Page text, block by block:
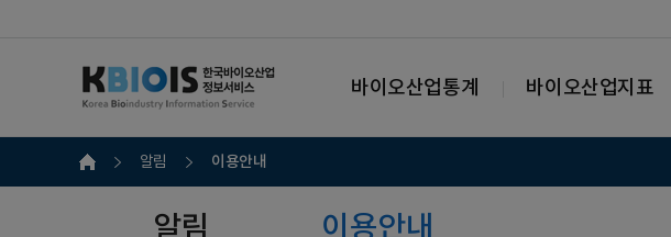
바이오산업통계 바이오산업지표
알림 이용안내
알림 이용안내